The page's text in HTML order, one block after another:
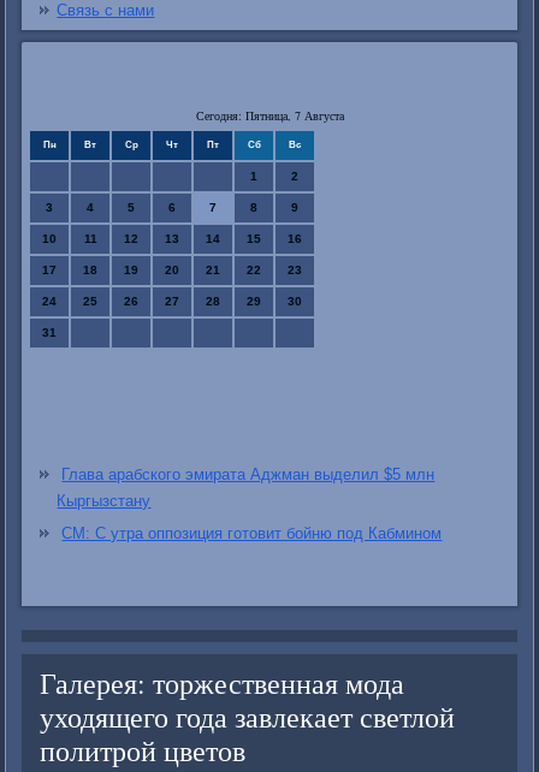
Связь с нами
Сегодня: Пятница, 7 Августа
Пн Вт Ср Чт Пт Сб Вс
1 2
3 4 5 6 7 8 9
10 11 12 13 14 15 16
17 18 19 20 21 22 23
24 25 26 27 28 29 30
31
Глава арабского эмирата Аджман выделил $5 млн
Кыргызстану
СМ: С утра оппозиция готовит бойню под Кабмином
Галерея: торжественная мода
уходящего года завлекает светлой
политрой цветов